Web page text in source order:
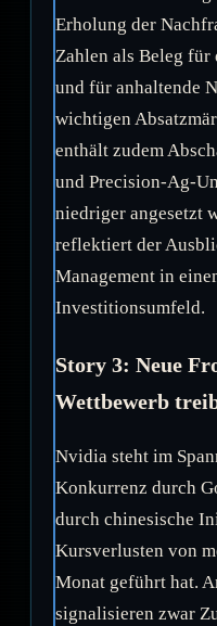
Erholung der
Zahlen als Beleg
und für anhaltende
wichtigen
enthält zudem
und Precision-Ag-
niedriger angesetzt
reflektiert der
Management in
Investitionsumfeld.
Story 3: Neue
Wettbewerb
Nvidia steht im
Konkurrenz durch
durch chinesische
Kursverlusten von
Monat geführt hat.
signalisieren zwar